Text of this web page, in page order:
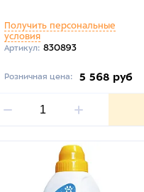
Получить персональные
условия
Артикул: 830893
Розничная цена: 5 568 руб